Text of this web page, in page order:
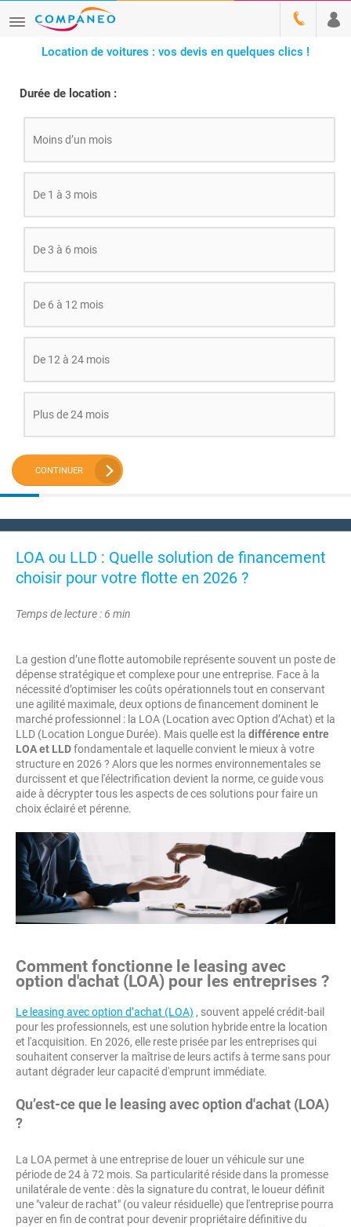
Location de voitures : vos devis en quelques clics !
Durée de location :
Moins d’un mois
De 1 à 3 mois
De 3 à 6 mois
De 6 à 12 mois
De 12 à 24 mois
Plus de 24 mois
CONTINUER
LOA ou LLD : Quelle solution de financement
choisir pour votre flotte en 2026 ?
Temps de lecture : 6 min
La gestion d’une flotte automobile représente souvent un poste de
dépense stratégique et complexe pour une entreprise. Face à la
nécessité d’optimiser les coûts opérationnels tout en conservant
une agilité maximale, deux options de financement dominent le
marché professionnel : la LOA (Location avec Option d’Achat) et la
LLD (Location Longue Durée). Mais quelle est la différence entre
LOA et LLDfondamentale et laquelle convient le mieux à votre
structure en 2026 ? Alors que les normes environnementales se
durcissent et que l'électrification devient la norme, ce guide vous
aide à décrypter tous les aspects de ces solutions pour faire un
choix éclairé et pérenne.
Comment fonctionne le leasing avec
option d'achat (LOA) pour les entreprises ?
Le leasing avec option d’achat (LOA) , souvent appelé crédit-bail
pour les professionnels, est une solution hybride entre la location
et l'acquisition. En 2026, elle reste prisée par les entreprises qui
souhaitent conserver la maîtrise de leurs actifs à terme sans pour
autant dégrader leur capacité d'emprunt immédiate.
Qu’est-ce que le leasing avec option d'achat (LOA)
?
La LOA permet à une entreprise de louer un véhicule sur une
période de 24 à 72 mois. Sa particularité réside dans la promesse
unilatérale de vente : dès la signature du contrat, le loueur définit
une "valeur de rachat" (ou valeur résiduelle) que l'entreprise pourra
payer en fin de contrat pour devenir propriétaire définitive du